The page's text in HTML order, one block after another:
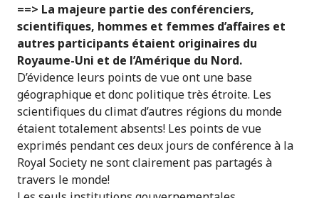
==> La majeure partie des conférenciers,
scientifiques, hommes et femmes d’affaires et
autres participants étaient originaires du
Royaume-Uni et de l’Amérique du Nord.
D’évidence leurs points de vue ont une base
géographique et donc politique très étroite. Les
scientifiques du climat d’autres régions du monde
étaient totalement absents! Les points de vue
exprimés pendant ces deux jours de conférence à la
Royal Society ne sont clairement pas partagés à
travers le monde!